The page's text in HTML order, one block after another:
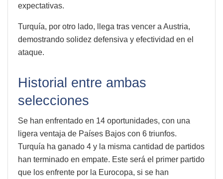
expectativas.
Turquía, por otro lado, llega tras vencer a Austria,
demostrando solidez defensiva y efectividad en el
ataque.
Historial entre ambas
selecciones
Se han enfrentado en 14 oportunidades, con una
ligera ventaja de Países Bajos con 6 triunfos.
Turquía ha ganado 4 y la misma cantidad de partidos
han terminado en empate. Este será el primer partido
que los enfrente por la Eurocopa, si se han